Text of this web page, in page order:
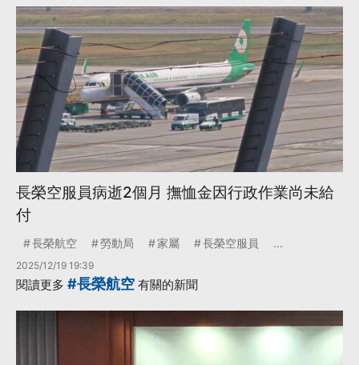
更多...
長榮空服員病逝2個月 撫恤金因行政作業尚未給
付
長榮航空 勞動局 家屬 長榮空服員 ...
2025/12/19 19:39
閱讀更多 #長榮航空 有關的新聞